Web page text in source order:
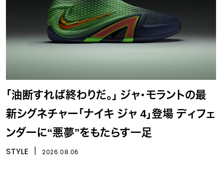
「油断すれば終わりだ。」 ジャ・モラントの最
新シグネチャー「ナイキ ジャ 4」登場 ディフェ
ンダーに“悪夢”をもたらす一足
STYLE 2026.08.06